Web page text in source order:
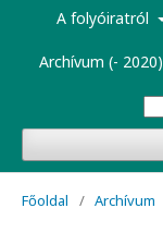
A folyóiratról
Archívum (- 2020)
Főoldal / Archívum